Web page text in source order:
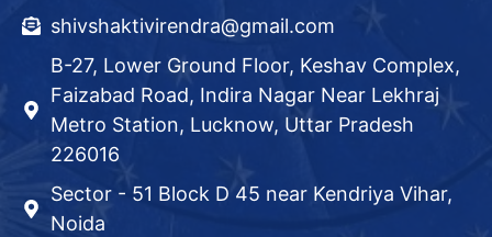
shivshaktivirendra@gmail.com
B-27, Lower Ground Floor, Keshav Complex,
Faizabad Road, Indira Nagar Near Lekhraj
Metro Station, Lucknow, Uttar Pradesh
226016
Sector - 51 Block D 45 near Kendriya Vihar,
Noida